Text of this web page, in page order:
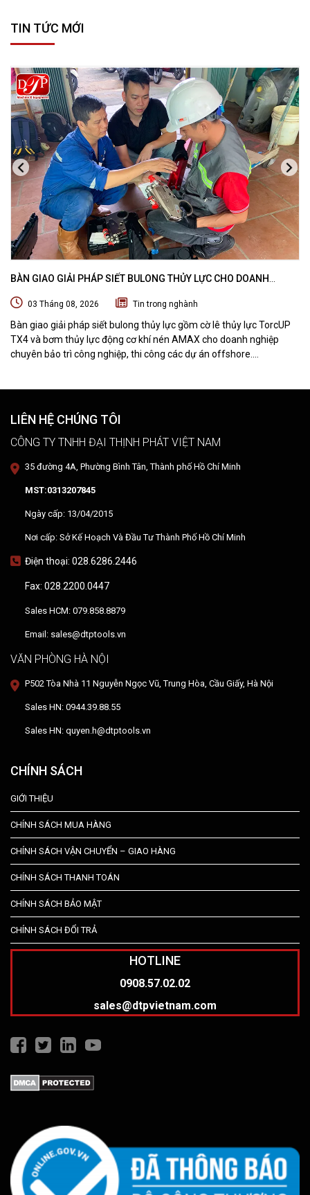
TIN TỨC MỚI
BÀN GIAO GIẢI PHÁP SIẾT BULONG THỦY LỰC CHO DOANH
03 Tháng 08, 2026 Tin trong nghành
Bàn giao giải pháp siết bulong thủy lực gồm cờ lê thủy lực TorcUP
TX4 và bơm thủy lực động cơ khí nén AMAX cho doanh nghiệp
chuyên bảo trì công nghiệp, thi công các dự án offshore.
LIÊN HỆ CHÚNG TÔI
CÔNG TY TNHH ĐẠI THỊNH PHÁT VIỆT NAM
35 đường 4A, Phường Bình Tân, Thành phố Hồ Chí Minh
MST:0313207845
Ngày cấp: 13/04/2015
Nơi cấp: Sở Kế Hoạch Và Đầu Tư Thành Phố Hồ Chí Minh
Điện thoại: 028.6286.2446
Fax: 028.2200.0447
Sales HCM: 079.858.8879
Email: sales@dtptools.vn
VĂN PHÒNG HÀ NỘI
P502 Tòa Nhà 11 Nguyễn Ngọc Vũ, Trung Hòa, Cầu Giấy, Hà Nội
Sales HN: 0944.39.88.55
Sales HN: quyen.h@dtptools.vn
CHÍNH SÁCH
GIỚI THIỆU
CHÍNH SÁCH MUA HÀNG
CHÍNH SÁCH VẬN CHUYỂN – GIAO HÀNG
CHÍNH SÁCH THANH TOÁN
CHÍNH SÁCH BẢO MẬT
CHÍNH SÁCH ĐỔI TRẢ
HOTLINE
0908.57.02.02
sales@dtpvietnam.com